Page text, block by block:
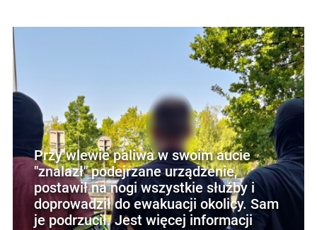
Przy wlewie paliwa w swoim aucie
"znalazł" podejrzane urządzenie,
postawił na nogi wszystkie służby i
doprowadził do ewakuacji okolicy. Sam
je podrzucił. Jest więcej informacji